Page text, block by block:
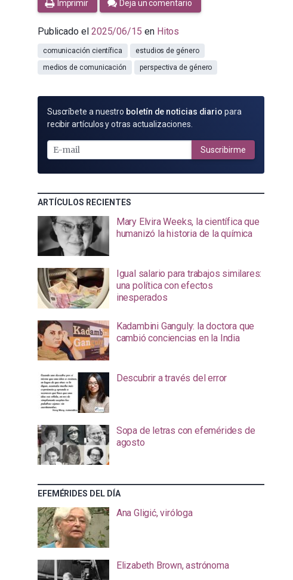
Imprimir Deja un comentario
Publicado el 2025/06/15 en Hitos
comunicación científica
estudios de género
medios de comunicación
perspectiva de género
SUSCRÍBETE
POR
MAIL
Suscríbete a nuestro boletín de noticias diario para
recibir artículos y otras actualizaciones.
Suscribirme
ARTÍCULOS RECIENTES
Mary Elvira Weeks, la científica que
humanizó la historia de la química
Igual salario para trabajos similares:
una política con efectos
inesperados
Kadambini Ganguly: la doctora que
cambió conciencias en la India
Descubrir a través del error
Sopa de letras con efemérides de
agosto
EFEMÉRIDES DEL DÍA
Ana Gligić, viróloga
Elizabeth Brown, astrónoma